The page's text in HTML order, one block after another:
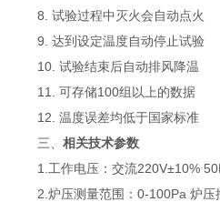
8. 试验过程中灭火会自动点火
9. 达到设定温度自动停止试验
10. 试验结束后自动排风降温
11. 可存储100组以上的数据
12. 温度误差均低于国家标准
三、相关技术参数
1.工作电压：交流220V±10%
2.炉压测量范围：0-100Pa 炉压